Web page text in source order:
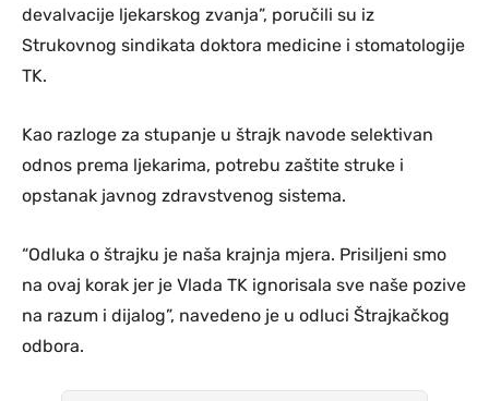
devalvacije ljekarskog zvanja”, poručili su iz
Strukovnog sindikata doktora medicine i stomatologije
TK.
Kao razloge za stupanje u štrajk navode selektivan
odnos prema ljekarima, potrebu zaštite struke i
opstanak javnog zdravstvenog sistema.
“Odluka o štrajku je naša krajnja mjera. Prisiljeni smo
na ovaj korak jer je Vlada TK ignorisala sve naše pozive
na razum i dijalog”, navedeno je u odluci Štrajkačkog
odbora.